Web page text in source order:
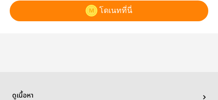
โดเนทที่นี่
ดูเนื้อหา